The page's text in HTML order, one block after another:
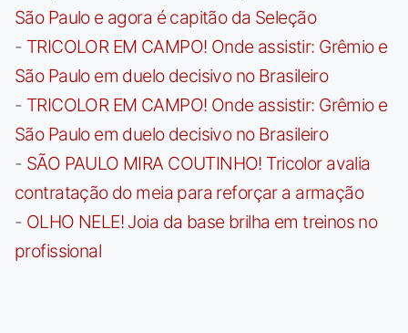
São Paulo e agora é capitão da Seleção
- TRICOLOR EM CAMPO! Onde assistir: Grêmio e
São Paulo em duelo decisivo no Brasileiro
- TRICOLOR EM CAMPO! Onde assistir: Grêmio e
São Paulo em duelo decisivo no Brasileiro
- SÃO PAULO MIRA COUTINHO! Tricolor avalia
contratação do meia para reforçar a armação
- OLHO NELE! Joia da base brilha em treinos no
profissional